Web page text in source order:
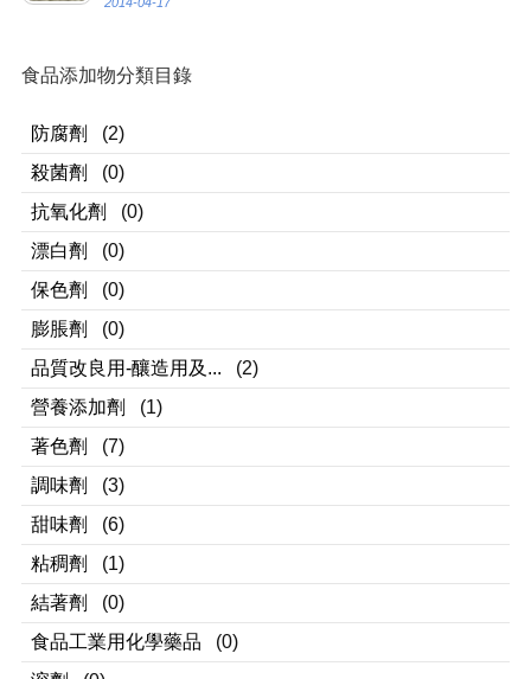
食品添加物分類目錄
防腐劑
(2)
殺菌劑
(0)
抗氧化劑
(0)
漂白劑
(0)
保色劑
(0)
膨脹劑
(0)
品質改良用-釀造用及...
(2)
營養添加劑
(1)
著色劑
(7)
調味劑
(3)
甜味劑
(6)
粘稠劑
(1)
結著劑
(0)
食品工業用化學藥品
(0)